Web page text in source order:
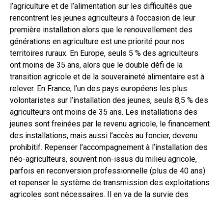
l’agriculture et de l’alimentation sur les difficultés que
rencontrent les jeunes agriculteurs à l’occasion de leur
première installation alors que le renouvellement des
générations en agriculture est une priorité pour nos
territoires ruraux. En Europe, seuls 5 % des agriculteurs
ont moins de 35 ans, alors que le double défi de la
transition agricole et de la souveraineté alimentaire est à
relever. En France, l’un des pays européens les plus
volontaristes sur l’installation des jeunes, seuls 8,5 % des
agriculteurs ont moins de 35 ans. Les installations des
jeunes sont freinées par le revenu agricole, le financement
des installations, mais aussi l’accès au foncier, devenu
prohibitif. Repenser l’accompagnement à l‘installation des
néo-agriculteurs, souvent non-issus du milieu agricole,
parfois en reconversion professionnelle (plus de 40 ans)
et repenser le système de transmission des exploitations
agricoles sont nécessaires. Il en va de la survie des